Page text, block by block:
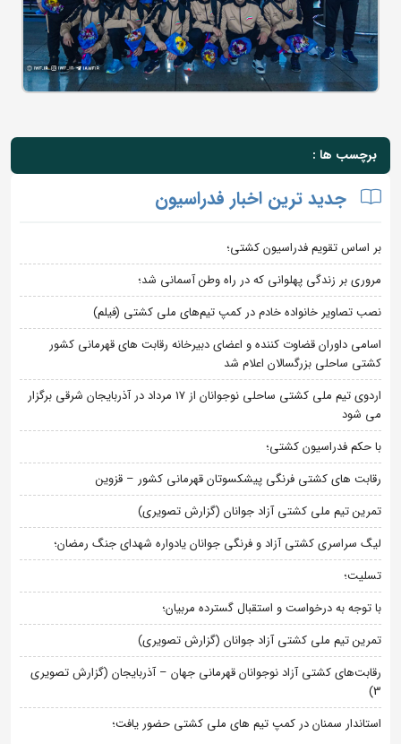
برچسب ها :
جدید ترین اخبار فدراسیون
بر اساس تقویم فدراسیون کشتی؛
مروری بر زندگی پهلوانی که در راه وطن آسمانی شد؛
نصب تصاویر خانواده خادم در کمپ تیم‌های ملی کشتی (فیلم)
اسامی داوران قضاوت کننده و اعضای دبیرخانه رقابت های قهرمانی کشور
کشتی ساحلی بزرگسالان اعلام شد
اردوی تیم ملی کشتی ساحلی نوجوانان از 17 مرداد در آذربایجان شرقی برگزار
می شود
با حکم فدراسیون کشتی؛
رقابت های کشتی فرنگی پیشکسوتان قهرمانی کشور – قزوین
تمرین تیم ملی کشتی آزاد جوانان (گزارش تصویری)
لیگ سراسری کشتی آزاد و فرنگی جوانان یادواره شهدای جنگ رمضان؛
تسلیت؛
با توجه به درخواست و استقبال گسترده مربیان؛
تمرین تیم ملی کشتی آزاد جوانان (گزارش تصویری)
رقابت‌های کشتی آزاد نوجوانان قهرمانی جهان – آذربایجان (گزارش تصویری
3)
استاندار سمنان در کمپ تیم های ملی کشتی حضور یافت؛